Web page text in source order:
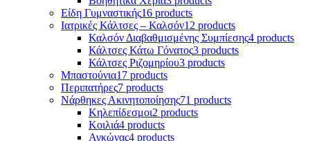
Είδη Γυμναστικής16 products
Ιατρικές Κάλτσες – Καλσόν12 products
Καλσόν Διαβαθμισμένης Συμπίεσης4 products
Κάλτσες Κάτω Γόνατος3 products
Κάλτσες Ριζομηρίου3 products
Μπαστούνια17 products
Περιπατήρες7 products
Νάρθηκες Ακινητοποίησης71 products
Κηλεπίδεσμοι2 products
Κοιλιά4 products
Αγκώνας4 products